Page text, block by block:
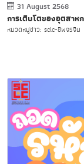
31 August 2568
การเติบโตของอุตสาห
หมวดหมู่ข่าว: sclc-ชีพจรจีน